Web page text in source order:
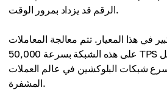
الرقم قد يزداد بمرور الوقت.
في هذا المعيار. تتم معالجة المعاملات
على هذه الشبكة بسرعة 50,000 TPS وأكثر. هذه القدرة تجعل
شبكات البلوكشين في عالم العملات
المشفرة.